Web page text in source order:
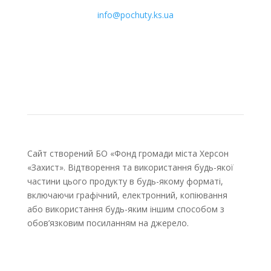
info@pochuty.ks.ua
Сайт створений БО «Фонд громади міста Херсон
«Захист». Відтворення та використання будь-якої
частини цього продукту в будь-якому форматі,
включаючи графічний, електронний, копіювання
або використання будь-яким іншим способом з
обов’язковим посиланням на джерело.